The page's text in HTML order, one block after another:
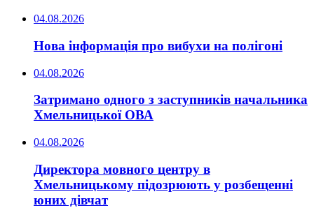
04.08.2026
Нова інформація про вибухи на полігоні
04.08.2026
Затримано одного з заступників начальника
Хмельницької ОВА
04.08.2026
Директора мовного центру в
Хмельницькому підозрюють у розбещенні
юних дівчат